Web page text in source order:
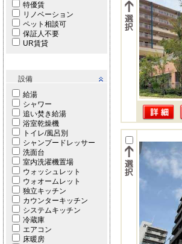
特優賃
リノベーション
ペット相談可
保証人不要
UR賃貸
設備
給湯
シャワー
追い焚き給湯
浴室乾燥機
トイレ/風呂別
シャンプードレッサー
洗面台
室内洗濯機置場
ウォッシュレット
ウォオームレット
独立キッチン
カウンターキッチン
システムキッチン
冷蔵庫
エアコン
床暖房